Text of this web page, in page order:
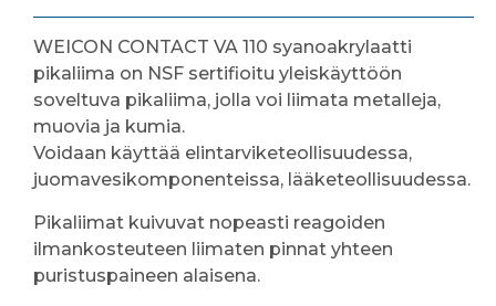
WEICON CONTACT VA 110 syanoakrylaatti
pikaliima on NSF sertifioitu yleiskäyttöön
soveltuva pikaliima, jolla voi liimata metalleja,
muovia ja kumia.
Voidaan käyttää elintarviketeollisuudessa,
juomavesikomponenteissa, lääketeollisuudessa.
Pikaliimat kuivuvat nopeasti reagoiden
ilmankosteuteen liimaten pinnat yhteen
puristuspaineen alaisena.